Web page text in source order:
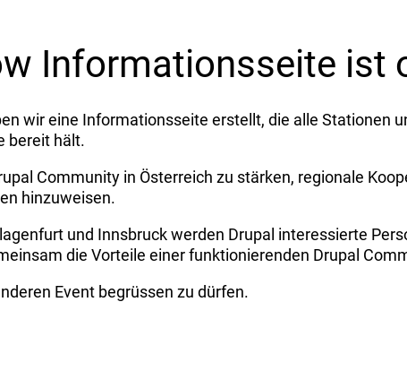
Informationsseite ist
wir eine Informationsseite erstellt, die alle Stationen
bereit hält.
Community in Österreich zu stärken, regionale
hinzuweisen.
und Innsbruck werden Drupal interessierte
die Vorteile einer funktionierenden Drupal
Event begrüssen zu dürfen.